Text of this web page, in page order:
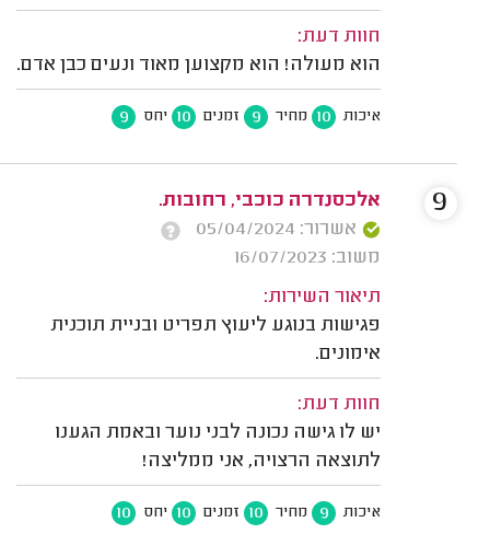
חוות דעת:
הוא מעולה! הוא מקצוען מאוד ונעים כבן אדם.
איכות 10 מחיר 9 זמנים 10 יחס 9
אלכסנדרה כוכבי, רחובות.
אשרור: 05/04/2024
משוב: 16/07/2023
תיאור השירות:
פגישות בנוגע ליעוץ תפריט ובניית תוכנית
אימונים.
חוות דעת:
יש לו גישה נכונה לבני נוער ובאמת הגענו
לתוצאה הרצויה, אני ממליצה!
איכות 9 מחיר 10 זמנים 10 יחס 10
9